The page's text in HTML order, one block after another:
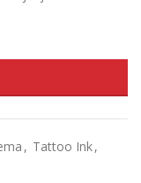
, Tattoo Ink,